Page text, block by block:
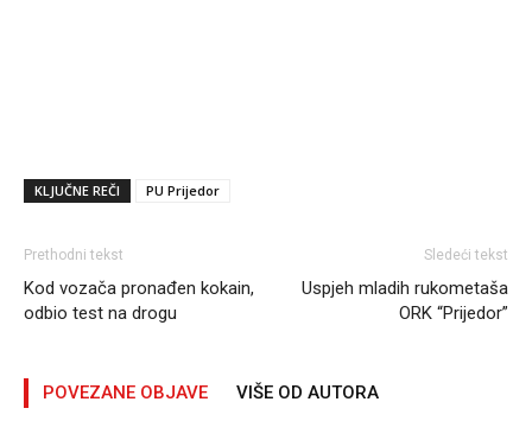
KLJUČNE REČI PU Prijedor
Prethodni tekst
Kod vozača pronađen kokain,
odbio test na drogu
Sledeći tekst
Uspjeh mladih rukometaša
ORK “Prijedor”
POVEZANE OBJAVE VIŠE OD AUTORA